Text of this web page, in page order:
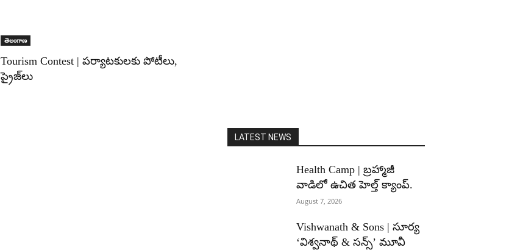
తెలంగాణ
Tourism Contest | పర్యాటకులకు పోటీలు,
ప్రైజ్‌లు
LATEST NEWS
Health Camp | బ్రహ్మాజీ
వాడిలో ఉచిత హెల్త్ క్యాంప్.
August 7, 2026
Vishwanath & Sons | సూర్య
‘విశ్వనాథ్ & సన్స్’ మూవీ